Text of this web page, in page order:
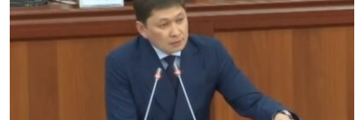
ДАНИСТЕ
ЭЖЕ-СИҢДИЛЕР
ОНЛАЙН ШЕРИНЕ